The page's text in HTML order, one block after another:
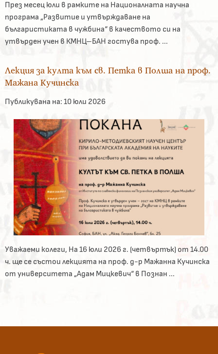
През месец юли в рамките на Националната научна
програма „Развитие и утвърждаване на
българистиката в чужбина“ в качеството си на
утвърден учен в КМНЦ–БАН гостува проф. ...
Лекция за култа към св. Петка в Полша на проф.
Мажана Кучинска
Публикувана на: 10 юли 2026
Уважаеми колеги, На 16 юли 2026 г. (четвъртък) от 14.00
ч. ще се състои лекцията на проф. д-р Мажанна Кучинска
от университета „Адам Мицкевич“ в Познан ...